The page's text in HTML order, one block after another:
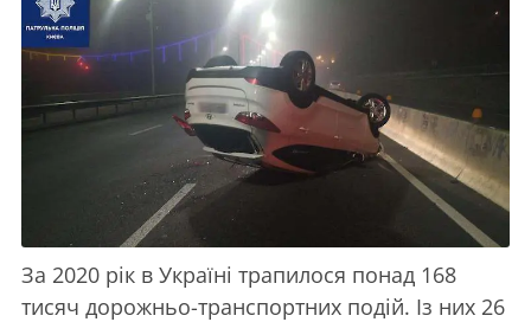
За 2020 рік в Україні трапилося понад 168
тисяч дорожньо-транспортних подій. Із них 26